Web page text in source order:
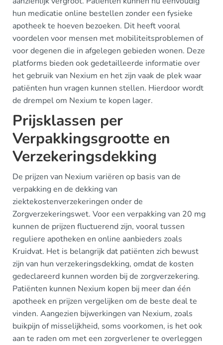
hun medicatie online bestellen zonder een fysieke
apotheek te hoeven bezoeken. Dit heeft vooral
voordelen voor mensen met mobiliteitsproblemen of
voor degenen die in afgelegen gebieden wonen. Deze
platforms bieden ook gedetailleerde informatie over
het gebruik van Nexium en het zijn vaak de plek waar
patiënten hun vragen kunnen stellen. Hierdoor wordt
de drempel om Nexium te kopen lager.
Prijsklassen per
Verpakkingsgrootte en
Verzekeringsdekking
De prijzen van Nexium variëren op basis van de
verpakking en de dekking van
ziektekostenverzekeringen onder de
Zorgverzekeringswet. Voor een verpakking van 20 mg
kunnen de prijzen fluctuerend zijn, vooral tussen
reguliere apotheken en online aanbieders zoals
Kruidvat. Het is belangrijk dat patiënten zich bewust
zijn van hun verzekeringsdekking, omdat de kosten
gedeclareerd kunnen worden bij de zorgverzekering.
Patiënten kunnen Nexium kopen bij meer dan één
apotheek en prijzen vergelijken om de beste deal te
vinden. Aangezien bijwerkingen van Nexium, zoals
buikpijn of misselijkheid, soms voorkomen, is het ook
aan te raden om met een zorgverlener te overleggen